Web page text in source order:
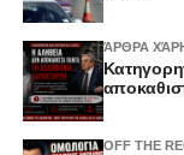
ΆΡΘΡΑ
OFF THE